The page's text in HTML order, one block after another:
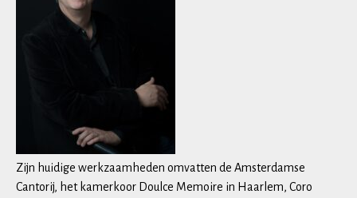
Zijn huidige werkzaamheden omvatten de Amsterdamse
Cantorij, het kamerkoor Doulce Memoire in Haarlem, Coro